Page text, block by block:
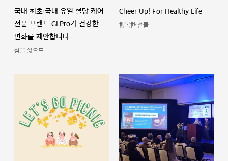
국내 최초·국내 유일 혈당 케어
전문 브랜드 GLPro가 건강한
변화를 제안합니다
삼을 삶으로
Cheer Up! For Healthy Life
행복한 선물